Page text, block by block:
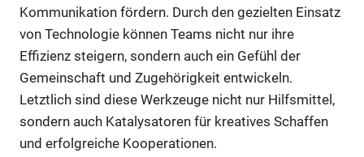
Kommunikation fördern. Durch den gezielten Einsatz
von Technologie können Teams nicht nur ihre
Effizienz steigern, sondern auch ein Gefühl der
Gemeinschaft und Zugehörigkeit entwickeln.
Letztlich sind diese Werkzeuge nicht nur Hilfsmittel,
sondern auch Katalysatoren für kreatives Schaffen
und erfolgreiche Kooperationen.